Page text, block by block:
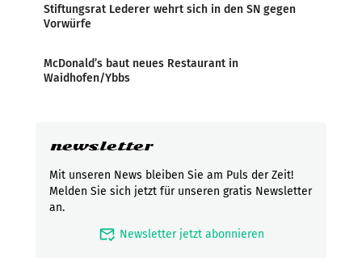
Stiftungsrat Lederer wehrt sich in den SN gegen
Vorwürfe
McDonald’s baut neues Restaurant in
Waidhofen/Ybbs
newsletter
Mit unseren News bleiben Sie am Puls der Zeit!
Melden Sie sich jetzt für unseren gratis Newsletter
an.
mark_email_read Newsletter jetzt abonnieren